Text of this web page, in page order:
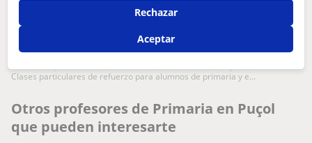
clases particulares de refuerzo para alumnos de primaria y e...
Otros profesores de Primaria en Puçol
que pueden interesarte
Rechazar
Aceptar